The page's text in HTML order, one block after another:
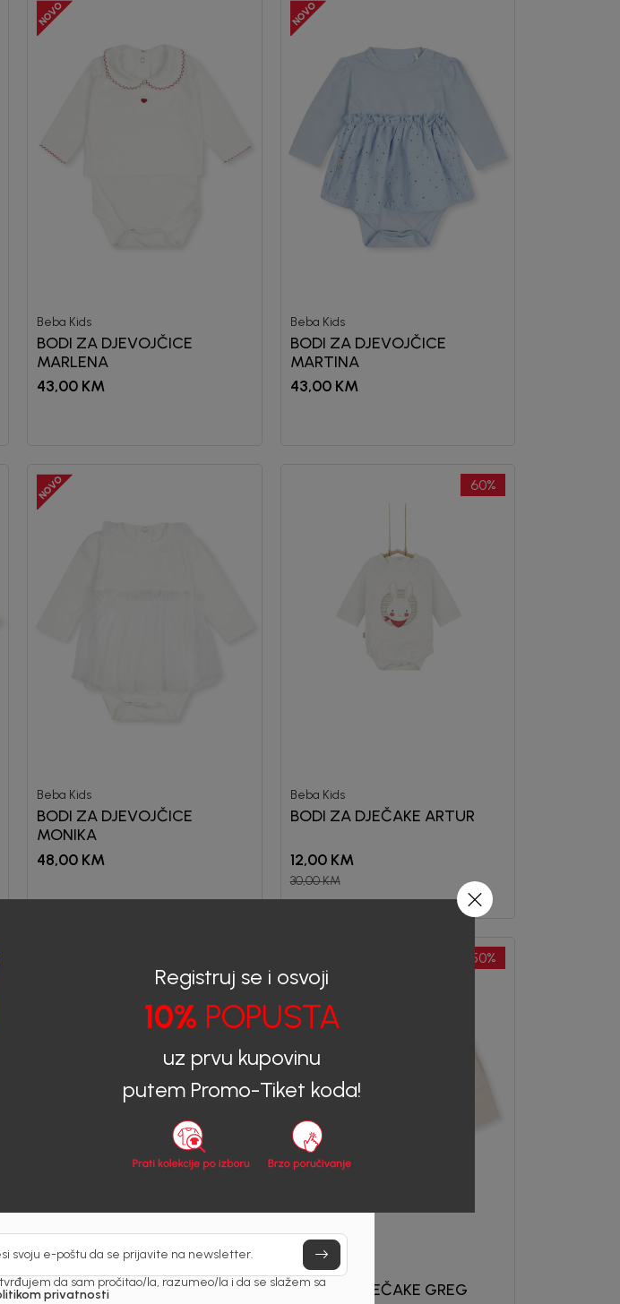
Beba Kids
BODI ZA DJEVOJČICE
MARLENA
43,00 KM
Beba Kids
BODI ZA DJEVOJČICE
MARTINA
43,00 KM
Beba Kids
BODI ZA DJEVOJČICE
MONIKA
48,00 KM
60%
Beba Kids
BODI ZA DJEČAKE ARTUR
12,00 KM
30,00KM
BODI ZA DJEČAKE GIO
50%
Beba Kids
BODI ZA DJEČAKE GREG
Registruj se i osvoji
10% POPUSTA
uz prvu kupovinu
putem Promo-Tiket koda!
svoju e-poštu da se prijavite na newsletter.
da sam pročitao/la, razumeo/la i da se slažem sa
privatnosti